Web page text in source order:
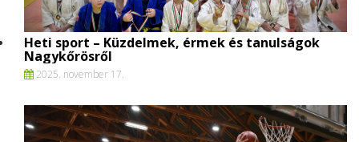
Heti sport – Küzdelmek, érmek és tanulságok
Nagykőrösről
2025. november 17.